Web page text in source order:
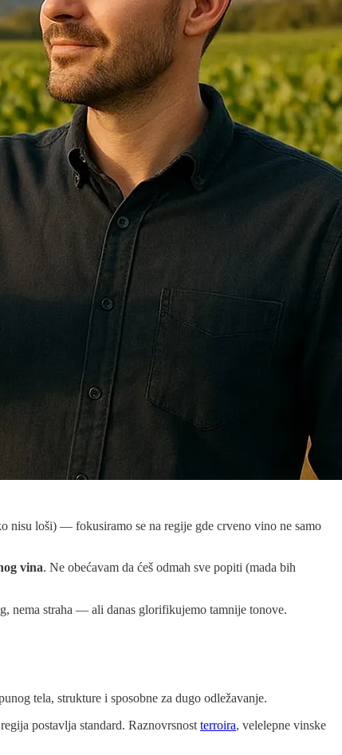
nisu loši) — fokusiramo se na regije gde crveno vino ne samo
vina. Ne obećavam da ćeš odmah sve popiti (mada bih
nema straha — ali danas glorifikujemo tamnije tonove.
tela, strukture i sposobne za dugo odležavanje.
postavlja standard. Raznovrsnost terroira, velelepne vinske